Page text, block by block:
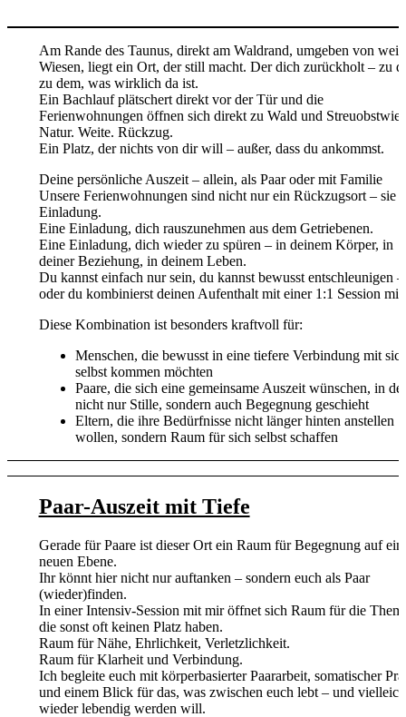
Am Rande des Taunus, direkt am Waldrand, umgeben von
Wiesen, liegt ein Ort, der still macht. Der dich zurückholt – zu
zu dem, was wirklich da ist.
Ein Bachlauf plätschert direkt vor der Tür und die
Ferienwohnungen öffnen sich direkt zu Wald und
Natur. Weite. Rückzug.
Ein Platz, der nichts von dir will – außer, dass du ankommst.
Deine persönliche Auszeit – allein, als Paar oder mit Familie
Unsere Ferienwohnungen sind nicht nur ein Rückzugsort – sie
Einladung.
Eine Einladung, dich rauszunehmen aus dem Getriebenen.
Eine Einladung, dich wieder zu spüren – in deinem Körper, in
deiner Beziehung, in deinem Leben.
Du kannst einfach nur sein, du kannst bewusst entschleunigen –
oder du kombinierst deinen Aufenthalt mit einer 1:1 Session mit
Diese Kombination ist besonders kraftvoll für:
Menschen, die bewusst in eine tiefere Verbindung mit
selbst kommen möchten
Paare, die sich eine gemeinsame Auszeit wünschen, in der
nicht nur Stille, sondern auch Begegnung geschieht
Eltern, die ihre Bedürfnisse nicht länger hinten anstellen
wollen, sondern Raum für sich selbst schaffen
Paar-Auszeit mit Tiefe
Gerade für Paare ist dieser Ort ein Raum für Begegnung auf
neuen Ebene.
Ihr könnt hier nicht nur auftanken – sondern euch als Paar
(wieder)finden.
In einer Intensiv-Session mit mir öffnet sich Raum für die
die sonst oft keinen Platz haben.
Raum für Nähe, Ehrlichkeit, Verletzlichkeit.
Raum für Klarheit und Verbindung.
Ich begleite euch mit körperbasierter Paararbeit, somatischer
und einem Blick für das, was zwischen euch lebt – und
wieder lebendig werden will.